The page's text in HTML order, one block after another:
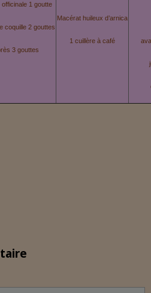
officinale 1 goutte
coquille 2 gouttes
3 gouttes
Macérat huileux d’arnica
1 cuillère à café